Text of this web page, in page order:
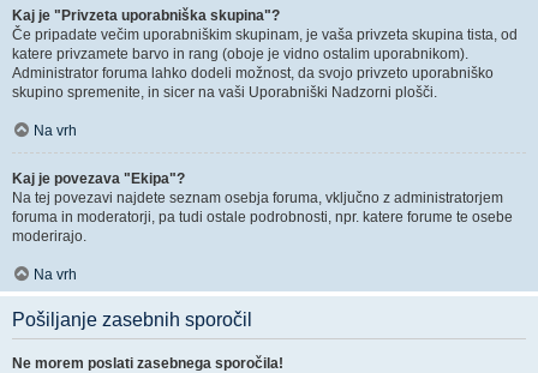
Kaj je "Privzeta uporabniška skupina"?
Če pripadate večim uporabniškim skupinam, je vaša privzeta skupina tista, od
katere privzamete barvo in rang (oboje je vidno ostalim uporabnikom).
Administrator foruma lahko dodeli možnost, da svojo privzeto uporabniško
skupino spremenite, in sicer na vaši Uporabniški Nadzorni plošči.
Na vrh
Kaj je povezava "Ekipa"?
Na tej povezavi najdete seznam osebja foruma, vključno z administratorjem
foruma in moderatorji, pa tudi ostale podrobnosti, npr. katere forume te osebe
moderirajo.
Na vrh
Pošiljanje zasebnih sporočil
Ne morem poslati zasebnega sporočila!